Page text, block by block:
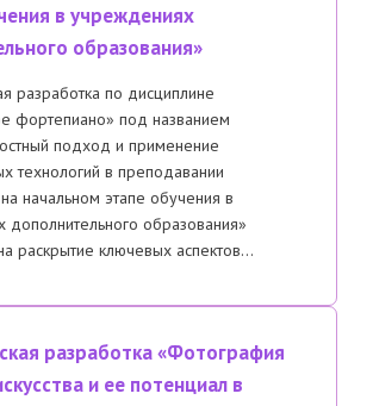
в учреждениях
образования»
разработка по дисциплине
фортепиано» под названием
подход и применение
технологий в преподавании
начальном этапе обучения в
дополнительного образования»
раскрытие ключевых аспектов…
разработка «Фотография
и ее потенциал в